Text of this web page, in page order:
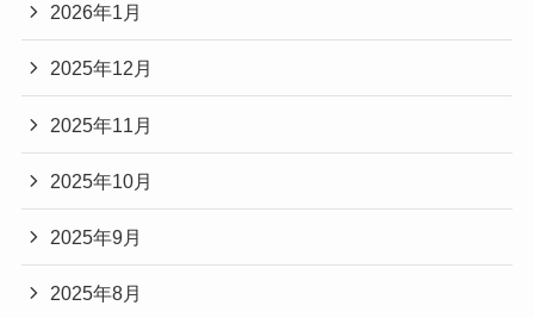
2026年1月
2025年12月
2025年11月
2025年10月
2025年9月
2025年8月